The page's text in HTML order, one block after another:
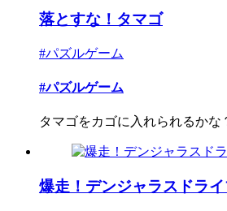
落とすな！タマゴ
#パズルゲーム
#パズルゲーム
タマゴをカゴに入れられるかな
爆走！デンジャラスドラ